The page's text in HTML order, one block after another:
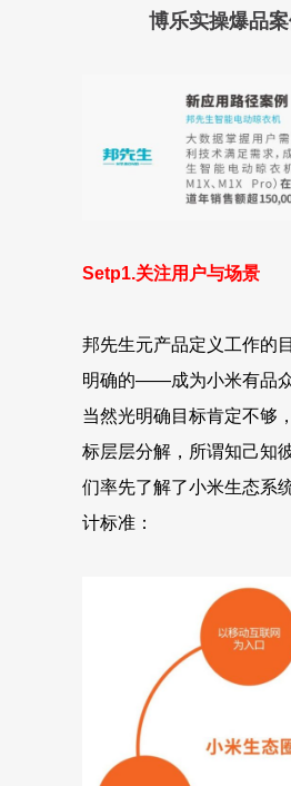
博乐实操爆品
Setp1.关注用户与场景
邦先生元产品定义工作的
明确的——成为小米有品众
当然光明确目标肯定不够
标层层分解，所谓知己知
们率先了解了小米生态系
计标准：